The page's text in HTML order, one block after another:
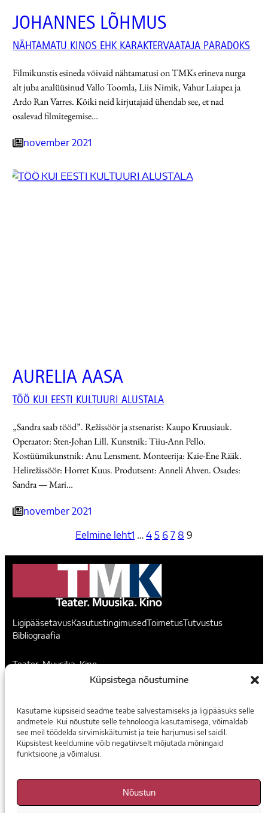
Küpsistega nõustumine
Kasutame küpsiseid seadme teabe salvestamiseks ja ligipääsuks selle
andmetele. Kui nõustute selle tehnoloogia kasutamisega, võimaldab
see meil töödelda sirvimiskäitumist ja teie harjumusi sel saidil.
Küpsistest keeldumine võib negatiivselt mõjutada mõningaid
funktsioone ja võimalusi.
Nõustun
JOHANNES LÕHMUS
NÄHTAMATU KINOS EHK KARAKTERVAATAJA PARADOKS
Filmikunstis esineda võivaid nähtamatusi on TMKs erineva nurga
alt juba analüüsinud Vallo Toomla, Liis Nimik, Vahur Laiapea ja
Ardo Ran Varres. Kõiki neid kirjutajaid ühendab see, et nad
osalevad filmitegemise…
november 2021
AURELIA AASA
TÖÖ KUI EESTI KULTUURI ALUSTALA
„Sandra saab tööd”. Režissöör ja stsenarist: Kaupo Kruusiauk.
Operaator: Sten-Johan Lill. Kunstnik: Tiiu-Ann Pello.
Kostüümikunstnik: Anu Lensment. Monteerija: Kaie-Ene Rääk.
Helirežissöör: Horret Kuus. Produtsent: Anneli Ahven. Osades:
Sandra — Mari…
november 2021
Eelmine leht1 … 4 5 6 7 8 9
LigipääsetavusKasutustingimusedToimetusTutvustus
Bibliograafia
Teater. Muusika. Kino
Voorimehe 9, 10146, Tallinn
madis@temuki.ee
InstagramFacebook